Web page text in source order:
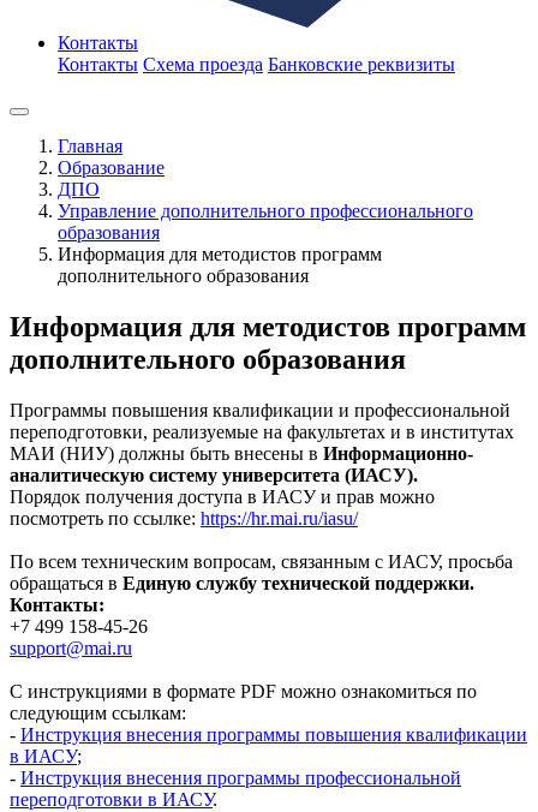
Контакты
Контакты Схема проезда Банковские реквизиты
Главная
Образование
ДПО
Управление дополнительного профессионального
образования
Информация для методистов программ
дополнительного образования
Информация для методистов программ
дополнительного образования
Программы повышения квалификации и профессиональной
переподготовки, реализуемые на факультетах и в институтах
МАИ (НИУ) должны быть внесены в Информационно-
аналитическую систему университета (ИАСУ).
Порядок получения доступа в ИАСУ и прав можно
посмотреть по ссылке: https://hr.mai.ru/iasu/
По всем техническим вопросам, связанным с ИАСУ, просьба
обращаться в Единую службу технической поддержки.
Контакты:
+7 499 158-45-26
support@mai.ru
С инструкциями в формате PDF можно ознакомиться по
следующим ссылкам:
- Инструкция внесения программы повышения квалификации
в ИАСУ;
- Инструкция внесения программы профессиональной
переподготовки в ИАСУ.